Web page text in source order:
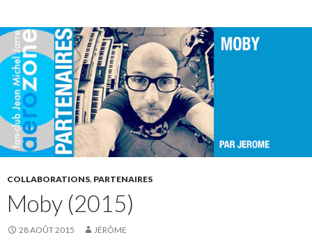
COLLABORATIONS, PARTENAIRES
Moby (2015)
28 AOÛT 2015 JÉRÔME